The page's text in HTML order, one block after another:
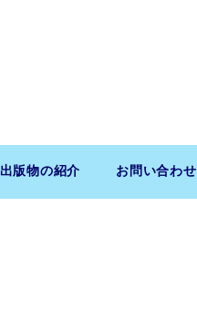
出版物の紹介 お問い合わせ